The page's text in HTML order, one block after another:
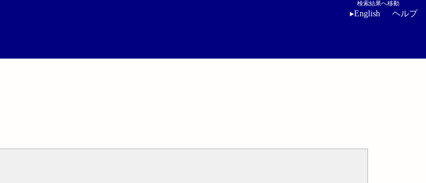
検索結果へ移動
▸English ヘルプ